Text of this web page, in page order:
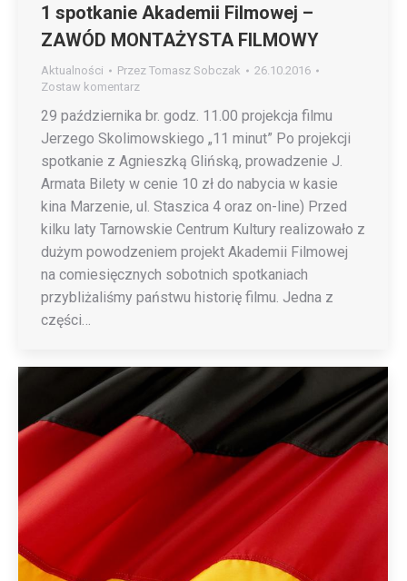
1 spotkanie Akademii Filmowej –
ZAWÓD MONTAŻYSTA FILMOWY
Aktualności Przez Tomasz Sobczak
26.10.2016
Zostaw komentarz
29 października br. godz. 11.00 projekcja filmu
Jerzego Skolimowskiego „11 minut” Po projekcji
spotkanie z Agnieszką Glińską, prowadzenie J.
Armata Bilety w cenie 10 zł do nabycia w kasie
kina Marzenie, ul. Staszica 4 oraz on-line) Przed
kilku laty Tarnowskie Centrum Kultury realizowało z
dużym powodzeniem projekt Akademii Filmowej
na comiesięcznych sobotnich spotkaniach
przybliżaliśmy państwu historię filmu. Jedna z
części…